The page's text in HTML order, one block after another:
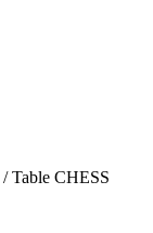
/ Table CHESS